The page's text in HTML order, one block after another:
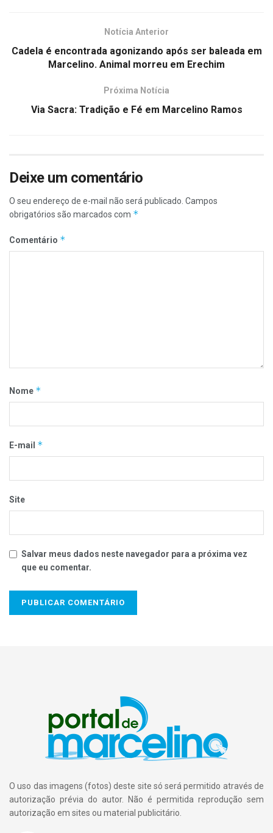
Notícia Anterior
Cadela é encontrada agonizando após ser baleada em
Marcelino. Animal morreu em Erechim
Próxima Notícia
Via Sacra: Tradição e Fé em Marcelino Ramos
Deixe um comentário
O seu endereço de e-mail não será publicado. Campos
obrigatórios são marcados com *
Comentário *
Nome *
E-mail *
Site
Salvar meus dados neste navegador para a próxima vez
que eu comentar.
O uso das imagens (fotos) deste site só será permitido através de
autorização prévia do autor. Não é permitida reprodução sem
autorização em sites ou material publicitário.